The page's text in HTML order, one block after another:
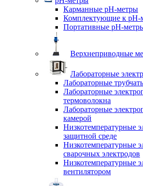
Карманные pH-метры
Комплектующие к pH-
Портативные pH-
Верхнеприводные
Лабораторные
Лабораторные
Лабораторные
термоволокна
Лабораторные
камерой
Низкотемпературные
защитной среде
Низкотемпературные
cварочных электродов
Низкотемпературные
вентилятором